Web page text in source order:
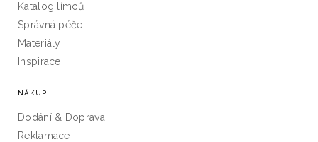
Katalog límců
Správná péče
Materiály
Inspirace
NÁKUP
Dodání & Doprava
Reklamace